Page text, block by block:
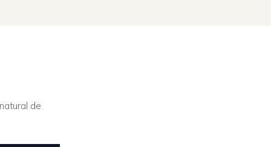
de